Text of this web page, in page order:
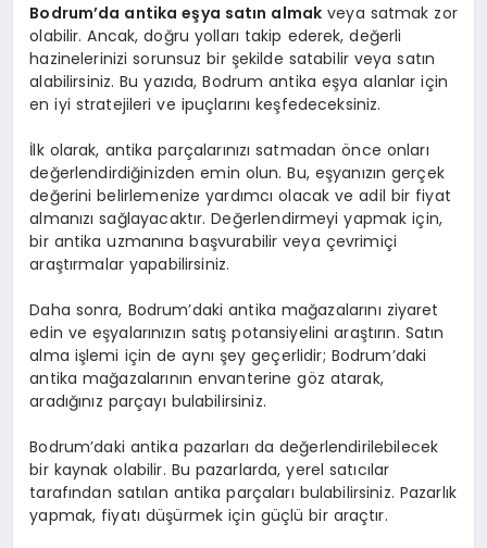
Bodrum’da antika eşya satın almak veya satmak zor
olabilir. Ancak, doğru yolları takip ederek, değerli
hazinelerinizi sorunsuz bir şekilde satabilir veya satın
alabilirsiniz. Bu yazıda, Bodrum antika eşya alanlar için
en iyi stratejileri ve ipuçlarını keşfedeceksiniz.
İlk olarak, antika parçalarınızı satmadan önce onları
değerlendirdiğinizden emin olun. Bu, eşyanızın gerçek
değerini belirlemenize yardımcı olacak ve adil bir fiyat
almanızı sağlayacaktır. Değerlendirmeyi yapmak için,
bir antika uzmanına başvurabilir veya çevrimiçi
araştırmalar yapabilirsiniz.
Daha sonra, Bodrum’daki antika mağazalarını ziyaret
edin ve eşyalarınızın satış potansiyelini araştırın. Satın
alma işlemi için de aynı şey geçerlidir; Bodrum’daki
antika mağazalarının envanterine göz atarak,
aradığınız parçayı bulabilirsiniz.
Bodrum’daki antika pazarları da değerlendirilebilecek
bir kaynak olabilir. Bu pazarlarda, yerel satıcılar
tarafından satılan antika parçaları bulabilirsiniz. Pazarlık
yapmak, fiyatı düşürmek için güçlü bir araçtır.